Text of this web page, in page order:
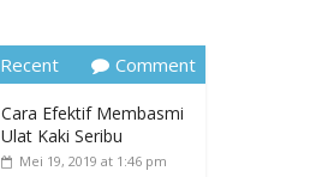
Recent Comment
Cara Efektif Membasmi
Ulat Kaki Seribu
Mei 19, 2019 at 1:46 pm